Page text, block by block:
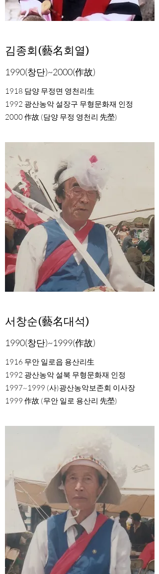
김종회(藝名회열)
1990(창단)~2000(作故)
1918 담양 무정면 영천리生
1992 광산농악 설장구 무형문화재 인정
2000 作故 (담양 무정 영천리 先塋)
서창순(藝名대석)
1990(창단)~1999(作故)
1916 무안 일로읍 용산리生
1992 광산농악 설북 무형문화재 인정
1997~1999 (사)광산농악보존회 이사장
1999 作故 (무안 일로 용산리 先塋)